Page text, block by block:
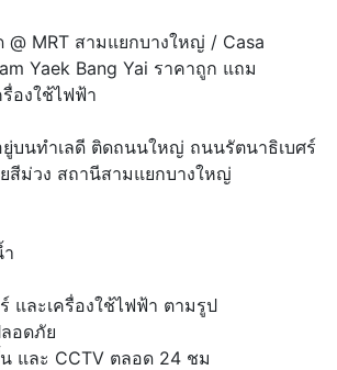
MRT สามแยกบางใหญ่ / Casa
Yaek Bang Yai ราคาถูก แถม
รื่องใช้ไฟฟ้า
บนทำเลดี ติดถนนใหญ่ ถนนรัตนาธิเบศร์
สีม่วง สถานีสามแยกบางใหญ่
และเครื่องใช้ไฟฟ้า ตามรูป
อดภัย
และ CCTV ตลอด 24 ชม